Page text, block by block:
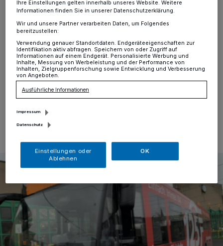
Kreis· Zu ihrem 125. Jubiläum hat die Rheinbahn
auf die Straße und die Schiene geschickt. Komplett rot
gestaltet und mit dem riesigen Jubiläumslogo sind die
Fahrzeuge ein Blickfang auf ihren Touren im Netz.
29.12.2021 , 12:02 Uhr
Ihre Einstellungen gelten innerhalb unseres Website. Weitere
Informationen finden Sie in unserer Datenschutzerklärung.
Wir und unsere Partner verarbeiten Daten, um Folgendes
bereitzustellen:
Verwendung genauer Standortdaten. Endgeräteeigenschaften zur
Identifikation aktiv abfragen. Speichern von oder Zugriff auf
Informationen auf einem Endgerät. Personalisierte Werbung und
Inhalte, Messung von Werbeleistung und der Performance von
Inhalten, Zielgruppenforschung sowie Entwicklung und Verbesserung
von Angeboten.
Ausführliche Informationen
Impressum
Datenschutz
Einstellungen oder
Ablehnen
OK